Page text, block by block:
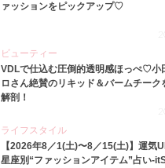
ァッションをピックアップ♡
ビューティー
VDLで仕込む圧倒的透明感ほっぺ♡小
ロさん絶賛のリキッド＆バームチーク
解剖！
ライフスタイル
【2026年8／1(土)〜8／15(土)】運気
星座別“ファッションアイテム”占い-